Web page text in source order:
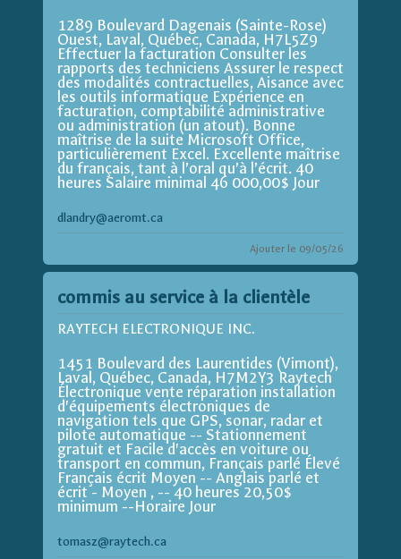
1289 Boulevard Dagenais (Sainte-Rose)
Ouest, Laval, Québec, Canada, H7L5Z9
Effectuer la facturation Consulter les
rapports des techniciens Assurer le respect
des modalités contractuelles, Aisance avec
les outils informatique Expérience en
facturation, comptabilité administrative
ou administration (un atout). Bonne
maîtrise de la suite Microsoft Office,
particulièrement Excel. Excellente maîtrise
du français, tant à l’oral qu’à l’écrit. 40
heures Salaire minimal 46 000,00$ Jour
dlandry@aeromt.ca
Ajouter le 09/05/26
commis au service à la clientèle
RAYTECH ELECTRONIQUE INC.
1451 Boulevard des Laurentides (Vimont),
Laval, Québec, Canada, H7M2Y3 Raytech
Électronique vente réparation installation
d'équipements électroniques de
navigation tels que GPS, sonar, radar et
pilote automatique -- Stationnement
gratuit et Facile d'accès en voiture ou
transport en commun, Français parlé Élevé
Français écrit Moyen -- Anglais parlé et
écrit - Moyen , -- 40 heures 20,50$
minimum --Horaire Jour
tomasz@raytech.ca